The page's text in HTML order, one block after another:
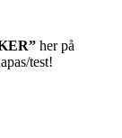
her på
test!